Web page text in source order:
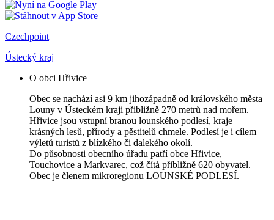
Czechpoint
Ústecký kraj
O obci Hřivice
Obec se nachází asi 9 km jihozápadně od královského města
Louny v Ústeckém kraji přibližně 270 metrů nad mořem.
Hřivice jsou vstupní branou lounského podlesí, kraje
krásných lesů, přírody a pěstitelů chmele. Podlesí je i cílem
výletů turistů z blízkého či dalekého okolí.
Do působnosti obecního úřadu patří obce Hřivice,
Touchovice a Markvarec, což čítá přibližně 620 obyvatel.
Obec je členem mikroregionu LOUNSKÉ PODLESÍ.